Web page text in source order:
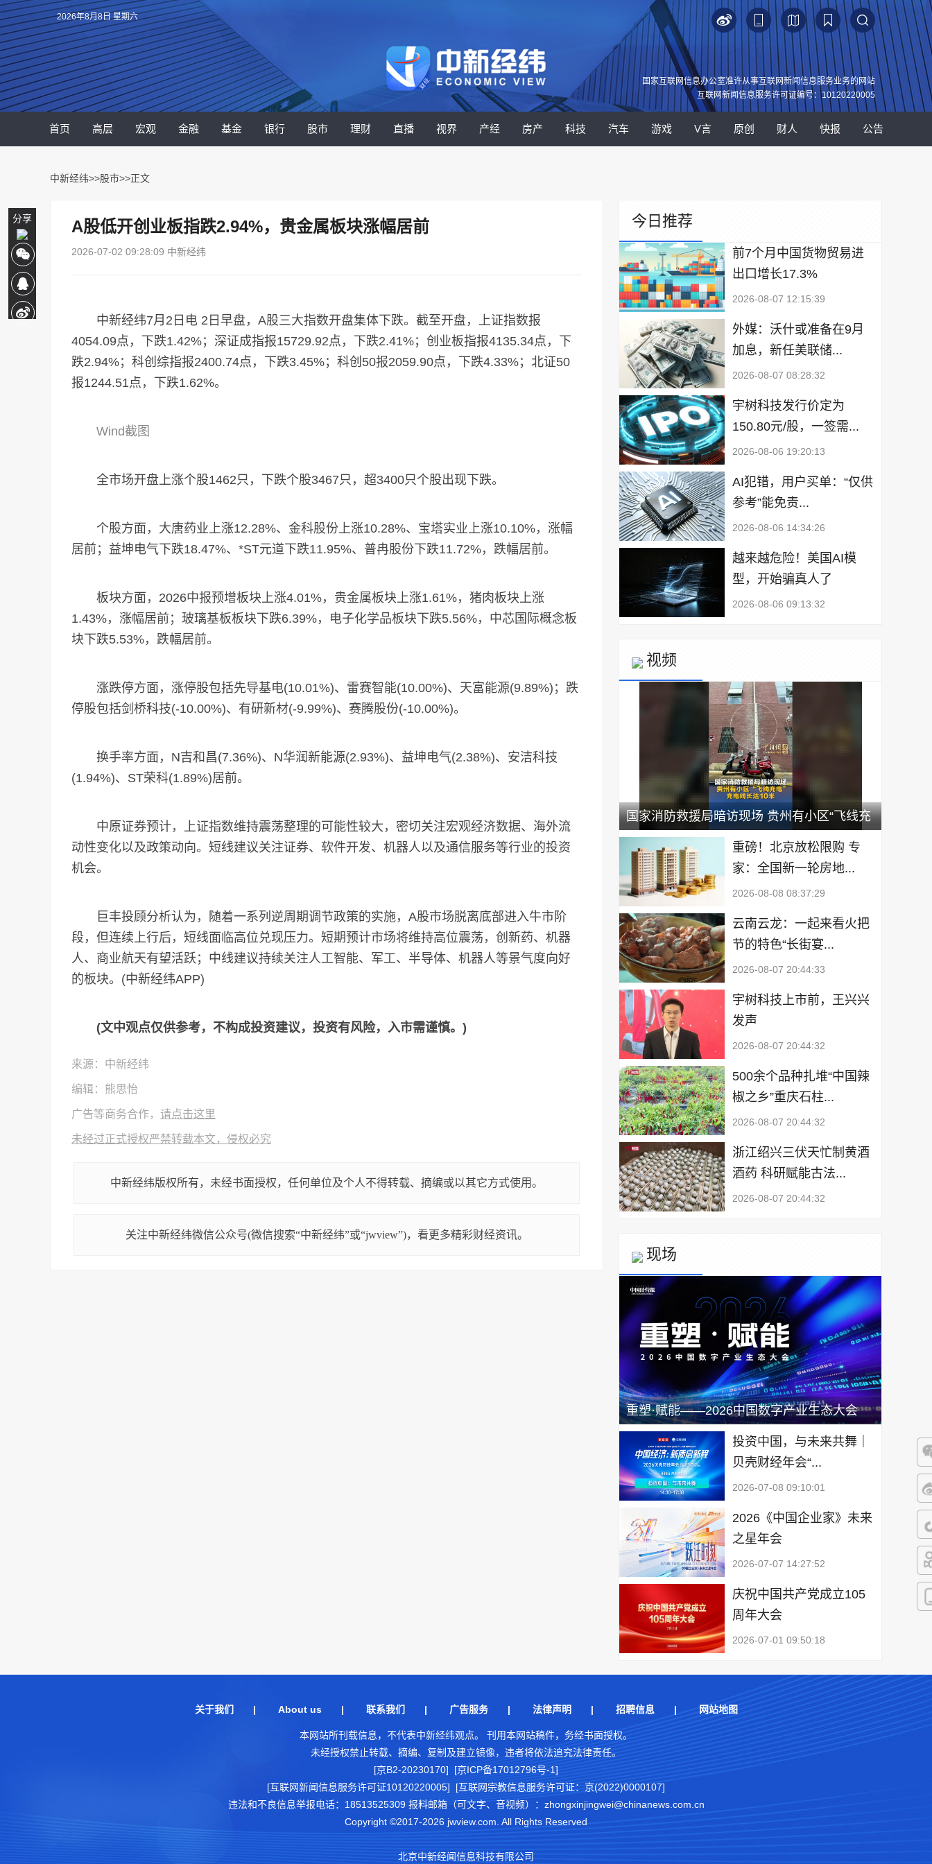
微
微
抖
快
分享
2026年8月8日 星期六
国家互联网信息办公室准许从事互联网新闻信息服务业务的网站
互联网新闻信息服务许可证编号：10120220005
首页 高层 宏观 金融 基金 银行 股市 理财 直播 视界 产经 房产 科技 汽车 游戏 V言 原创 财人 快报 公告
中新经纬>>股市>>正文
A股低开创业板指跌2.94%，贵金属板块涨幅居前
2026-07-02 09:28:09 中新经纬
中新经纬7月2日电 2日早盘，A股三大指数开盘集体下跌。截至开盘，上证指数报
4054.09点，下跌1.42%；深证成指报15729.92点，下跌2.41%；创业板指报4135.34点，下
跌2.94%；科创综指报2400.74点，下跌3.45%；科创50报2059.90点，下跌4.33%；北证50
报1244.51点，下跌1.62%。
Wind截图
全市场开盘上涨个股1462只，下跌个股3467只，超3400只个股出现下跌。
个股方面，大唐药业上涨12.28%、金科股份上涨10.28%、宝塔实业上涨10.10%，涨幅
居前；益坤电气下跌18.47%、*ST元道下跌11.95%、普冉股份下跌11.72%，跌幅居前。
板块方面，2026中报预增板块上涨4.01%，贵金属板块上涨1.61%，猪肉板块上涨
1.43%，涨幅居前；玻璃基板板块下跌6.39%，电子化学品板块下跌5.56%，中芯国际概念板
块下跌5.53%，跌幅居前。
涨跌停方面，涨停股包括先导基电(10.01%)、雷赛智能(10.00%)、天富能源(9.89%)；跌
停股包括剑桥科技(-10.00%)、有研新材(-9.99%)、赛腾股份(-10.00%)。
换手率方面，N吉和昌(7.36%)、N华润新能源(2.93%)、益坤电气(2.38%)、安洁科技
(1.94%)、ST荣科(1.89%)居前。
中原证券预计，上证指数维持震荡整理的可能性较大，密切关注宏观经济数据、海外流
动性变化以及政策动向。短线建议关注证券、软件开发、机器人以及通信服务等行业的投资
机会。
巨丰投顾分析认为，随着一系列逆周期调节政策的实施，A股市场脱离底部进入牛市阶
段，但连续上行后，短线面临高位兑现压力。短期预计市场将维持高位震荡，创新药、机器
人、商业航天有望活跃；中线建议持续关注人工智能、军工、半导体、机器人等景气度向好
的板块。(中新经纬APP)
(文中观点仅供参考，不构成投资建议，投资有风险，入市需谨慎。)
来源：中新经纬
编辑：熊思怡
广告等商务合作， 请点击这里
未经过正式授权严禁转载本文，侵权必究
中新经纬版权所有，未经书面授权，任何单位及个人不得转载、摘编或以其它方式使用。
关注中新经纬微信公众号(微信搜索“中新经纬”或“jwview”)，看更多精彩财经资讯。
今日推荐
前7个月中国货物贸易进
出口增长17.3%
2026-08-07 12:15:39
外媒：沃什或准备在9月
加息，新任美联储...
2026-08-07 08:28:32
宇树科技发行价定为
150.80元/股，一签需...
2026-08-06 19:20:13
AI犯错，用户买单：“仅供
参考”能免责...
2026-08-06 14:34:26
越来越危险！美国AI模
型，开始骗真人了
2026-08-06 09:13:32
视频
国家消防救援局暗访现场 贵州有小区“飞线充
电” 充电线长达10米重磅！北京放松限购 专
家：全国新一轮房地...
2026-08-08 08:37:29
云南云龙：一起来看火把
节的特色“长街宴...
2026-08-07 20:44:33
宇树科技上市前，王兴兴
发声
2026-08-07 20:44:32
500余个品种扎堆“中国辣
椒之乡”重庆石柱...
2026-08-07 20:44:32
浙江绍兴三伏天忙制黄酒
酒药 科研赋能古法...
2026-08-07 20:44:32
现场
重塑·赋能——2026中国数字产业生态大会
投资中国，与未来共舞｜
贝壳财经年会“...
2026-07-08 09:10:01
2026《中国企业家》未来
之星年会
2026-07-07 14:27:52
庆祝中国共产党成立105
周年大会
2026-07-01 09:50:18
关于我们 | About us| 联系我们 | 广告服务| 法律声明 | 招聘信息 | 网站地图
本网站所刊载信息，不代表中新经纬观点。 刊用本网站稿件，务经书面授权。
未经授权禁止转载、摘编、复制及建立镜像，违者将依法追究法律责任。
[京B2-20230170] [京ICP备17012796号-1]
[互联网新闻信息服务许可证10120220005]
[互联网宗教信息服务许可证：京(2022)0000107]
违法和不良信息举报电话：18513525309 报料邮箱（可文字、音视频）：zhongxinjingwei@chinanews.com.cn
Copyright ©2017-2026 jwview.com. All Rights Reserved
北京中新经闻信息科技有限公司